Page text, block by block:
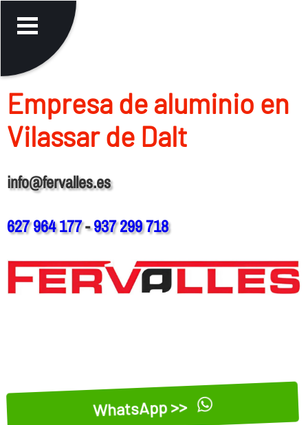
Empresa de aluminio en
Vilassar de Dalt
info@fervalles.es
627 964 177-937 299 718
WhatsApp >>